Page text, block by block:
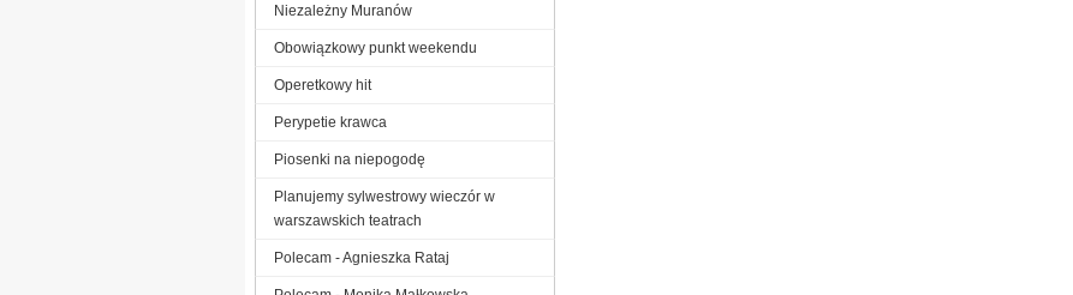
Niezależny Muranów
Obowiązkowy punkt weekendu
Operetkowy hit
Perypetie krawca
Piosenki na niepogodę
Planujemy sylwestrowy wieczór w
warszawskich teatrach
Polecam - Agnieszka Rataj